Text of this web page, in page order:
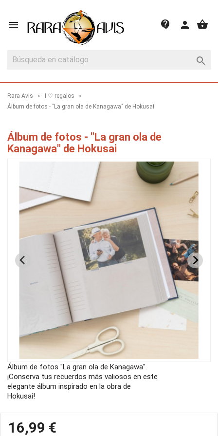
 shopping_basket
person
contact_support

Rara Avis
I ♡ regalos
Álbum de fotos - "La gran ola de Kanagawa" de Hokusai
Álbum de fotos - "La gran ola de
Kanagawa" de Hokusai
Álbum de fotos "La gran ola de Kanagawa".
¡Conserva tus recuerdos más valiosos en este
elegante álbum inspirado en la obra de
Hokusai!
16,99 €